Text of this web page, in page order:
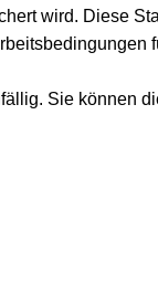
wird. Diese
. Sie können